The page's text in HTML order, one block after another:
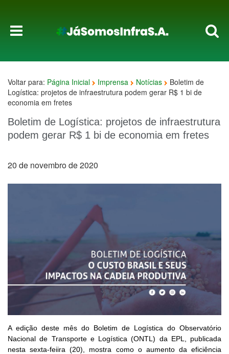
Voltar para: Página Inicial Imprensa Notícias
Boletim de
Logística: projetos de infraestrutura podem gerar R$ 1 bi de
economia em fretes
Boletim de Logística: projetos de infraestrutura
podem gerar R$ 1 bi de economia em fretes
20 de novembro de 2020
A edição deste mês do Boletim de Logística do Observatório
Nacional de Transporte e Logística (ONTL) da EPL, publicada
nesta sexta-feiira (20), mostra como o aumento da eficiência